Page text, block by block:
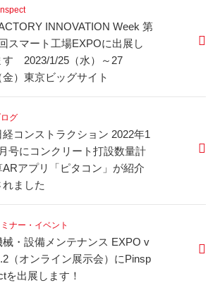
INNOVATION Week 第
スマート工場EXPOに出展し
す 2023/1/25（水）～27
金）東京ビッグサイト
グ
経コンストラクション 2022年1
号にコンクリート打設数量計
ARアプリ「ピタコン」が紹介
れました
ナー・イベント
械・設備メンテナンス EXPO v
（オンライン展示会）にPinsp
を出展します！